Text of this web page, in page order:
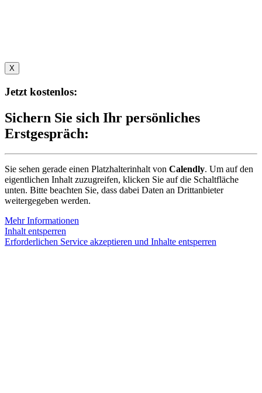
X
Jetzt kostenlos:
Sichern Sie sich Ihr persönliches
Erstgespräch:
Sie sehen gerade einen Platzhalterinhalt von Calendly. Um auf den
eigentlichen Inhalt zuzugreifen, klicken Sie auf die Schaltfläche
unten. Bitte beachten Sie, dass dabei Daten an Drittanbieter
weitergegeben werden.
Mehr Informationen
Inhalt entsperren
Erforderlichen Service akzeptieren und Inhalte entsperren